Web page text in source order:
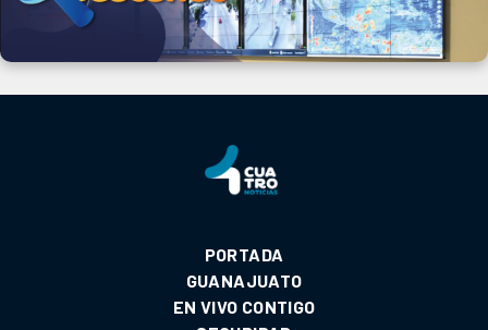
PORTADA
GUANAJUATO
EN VIVO CONTIGO